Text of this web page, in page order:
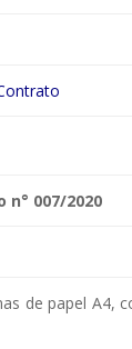
007/2020
de papel A4,